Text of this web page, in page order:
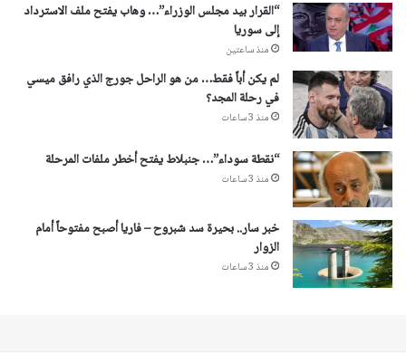
“القرار بيد مجلس الوزراء”… وهاب يفتح ملف الاسترداد
إلى سوريا
منذ ساعتين
لم يكن أباً فقط… من هو الراحل جورج الذي رافق ميسي
في رحلة المجد؟
منذ 3 ساعات
“نقطة سوداء”… جنبلاط يفتح أخطر ملفات المرحلة
منذ 3 ساعات
خبر سار.. بحيرة سد شبروح – فاريا أصبح مفتوحاً أمام
الزوار
منذ 3 ساعات